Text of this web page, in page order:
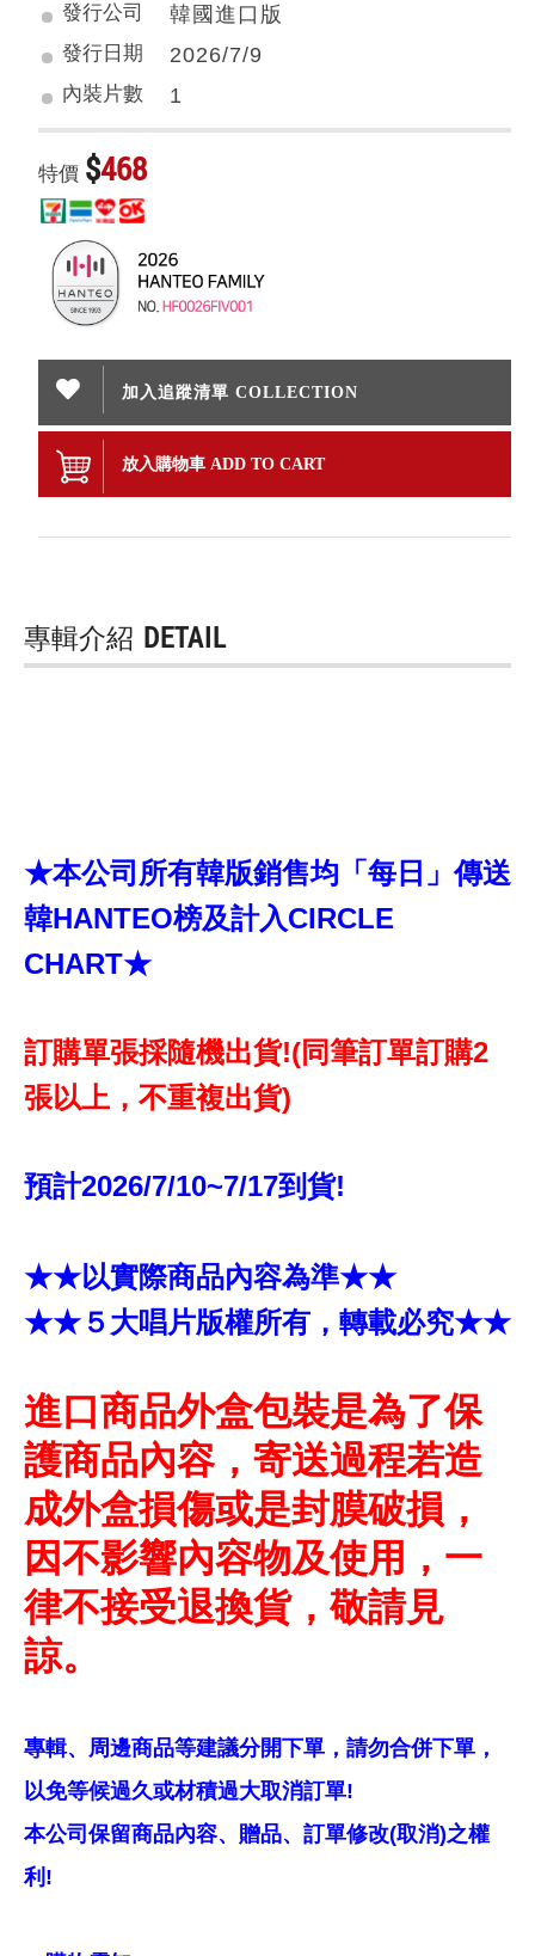
發行公司
韓國進口版
發行日期 2026/7/9
內裝片數 1
特價 $468
加入追蹤清單 COLLECTION
放入購物車 ADD TO CART
專輯介紹 DETAIL
★本公司所有韓版銷售均「每日」傳送
韓HANTEO榜及計入CIRCLE
CHART★
訂購單張採隨機出貨!(同筆訂單訂購2
張以上，不重複出貨)
預計2026/7/10~7/17到貨!
★★以實際商品內容為準★★
★★５大唱片版權所有，轉載必究★★
進口商品外盒包裝是為了保
護商品內容，寄送過程若造
成外盒損傷或是封膜破損，
因不影響內容物及使用，一
律不接受退換貨，敬請見
諒。
專輯、周邊商品等建議分開下單，請勿合併下單，
以免等候過久或材積過大取消訂單!
本公司保留商品內容、贈品、訂單修改(取消)之權
利!